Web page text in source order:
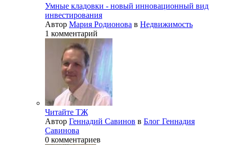
Умные кладовки - новый инновационный вид
инвестирования
Автор Мария Родионова в Недвижимость
1 комментарий
Читайте ТЖ
Автор Геннадий Савинов в Блог Геннадия
Савинова
0 комментариев